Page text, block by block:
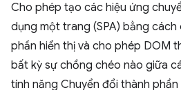
Cho phép tạo các hiệu ứng
dụng một trang (SPA) bằng
phần hiển thị và cho phép DOM
bất kỳ sự chồng chéo nào giữa
tính năng Chuyển đổi thành